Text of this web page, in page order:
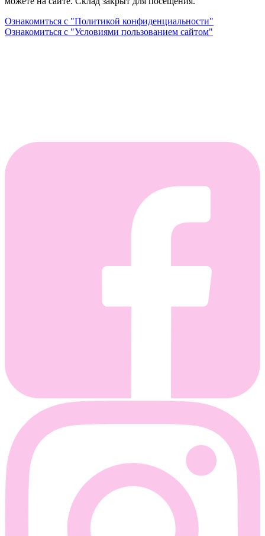
Ознакомиться с "Политикой конфиденциальности"
Ознакомиться с "Условиями пользованием сайтом"